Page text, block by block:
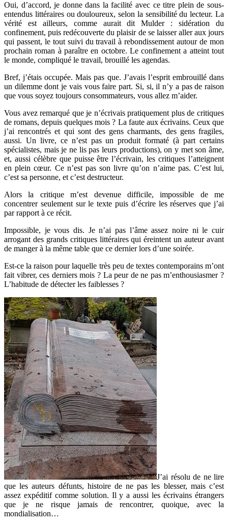
Oui, d’accord, je donne dans la facilité avec ce titre plein de sous-
entendus littéraires ou douloureux, selon la sensibilité du lecteur. La
vérité est ailleurs, comme aurait dit Mulder : sidération du
confinement, puis redécouverte du plaisir de se laisser aller aux jours
qui passent, le tout suivi du travail à rebondissement autour de mon
prochain roman à paraître en octobre. Le confinement a atteint tout
le monde, compliqué le travail, brouillé les agendas.
Bref, j’étais occupée. Mais pas que. J’avais l’esprit embrouillé dans
un dilemme dont je vais vous faire part. Si, si, il n’y a pas de raison
que vous soyez toujours consommateurs, vous allez m’aider.
Vous avez remarqué que je n’écrivais pratiquement plus de critiques
de romans, depuis quelques mois ? La faute aux écrivains. Ceux que
j’ai rencontrés et qui sont des gens charmants, des gens fragiles,
aussi. Un livre, ce n’est pas unproduit formaté (à part certains
spécialistes, mais je ne lis pas leurs productions), on y met son âme,
et, aussi célèbre que puisse être l’écrivain, les critiques l’atteignent
en plein cœur. Ce n’est pas son livre qu’on n’aime pas. C’est lui,
c’est sa personne, et c’est destructeur.
Alors la critiquem’est devenue difficile, impossible de me
concentrer seulement sur le texte puis d’écrire les réserves que j’ai
par rapport à ce récit.
Impossible, je vous dis. Je n’ai pas l’âme assez noire ni le cuir
arrogant des grands critiques littéraires qui éreintent un auteur avant
de manger à la même table que ce dernier lors d’une soirée.
Est-ce la raison pour laquelle très peu de textes contemporains m’ont
fait vibrer, ces derniers mois ? La peur de ne pas m’enthousiasmer ?
L’habitude de détecter les faiblesses ?
J’ai résolu de ne lire
que les auteurs défunts, histoire de ne pas les blesser, mais c’est
assez expéditif comme solution. Il y a aussi les écrivains étrangers
que je ne risque jamais de rencontrer, quoique, avec la
mondialisation…